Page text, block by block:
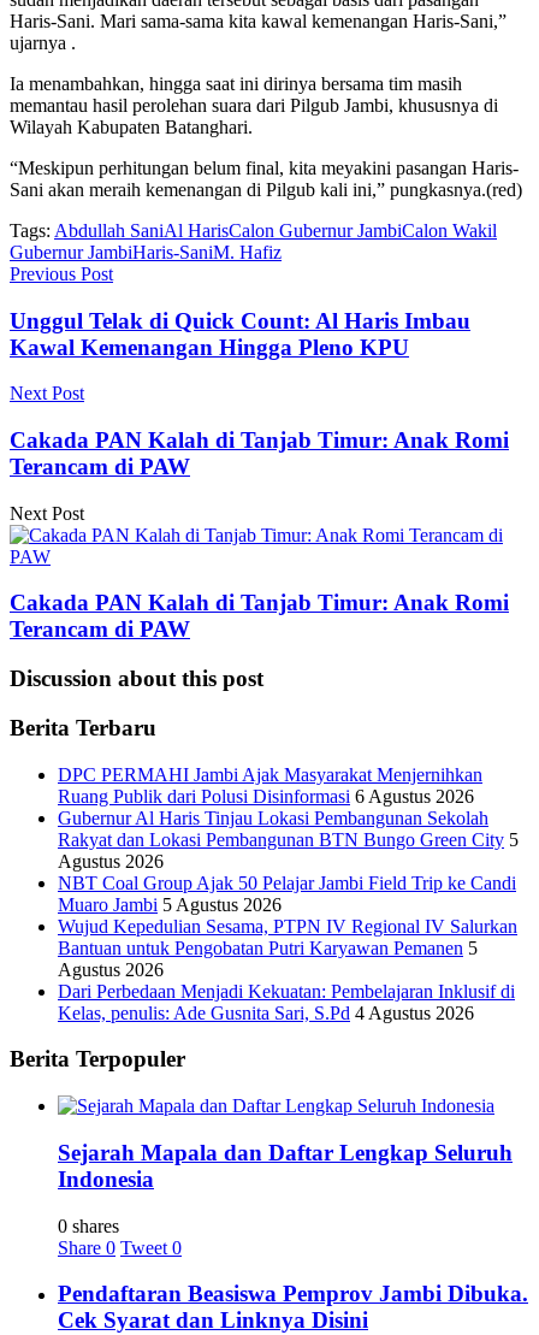
Haris-Sani. Mari sama-sama kita kawal kemenangan Haris-Sani,”
ujarnya .
Ia menambahkan, hingga saat ini dirinya bersama tim masih
memantau hasil perolehan suara dari Pilgub Jambi, khususnya di
Wilayah Kabupaten Batanghari.
“Meskipun perhitungan belum final, kita meyakini pasangan Haris-
Sani akan meraih kemenangan di Pilgub kali ini,” pungkasnya.(red)
Tags: Abdullah SaniAl HarisCalon Gubernur JambiCalon Wakil
Gubernur JambiHaris-SaniM. Hafiz
Previous Post
Unggul Telak di Quick Count: Al Haris Imbau
Kawal Kemenangan Hingga Pleno KPU
Next Post
Cakada PAN Kalah di Tanjab Timur: Anak Romi
Terancam di PAW
Next Post
Cakada PAN Kalah di Tanjab Timur: Anak Romi
Terancam di PAW
Discussion about this post
Berita Terbaru
DPC PERMAHI Jambi Ajak Masyarakat Menjernihkan
Ruang Publik dari Polusi Disinformasi 6 Agustus 2026
Gubernur Al Haris Tinjau Lokasi Pembangunan Sekolah
Rakyat dan Lokasi Pembangunan BTN Bungo Green City 5
Agustus 2026
NBT Coal Group Ajak 50 Pelajar Jambi Field Trip ke Candi
Muaro Jambi 5 Agustus 2026
Wujud Kepedulian Sesama, PTPN IV Regional IV Salurkan
Bantuan untuk Pengobatan Putri Karyawan Pemanen 5
Agustus 2026
Dari Perbedaan Menjadi Kekuatan: Pembelajaran Inklusif di
Kelas, penulis: Ade Gusnita Sari, S.Pd 4 Agustus 2026
Berita Terpopuler
Sejarah Mapala dan Daftar Lengkap Seluruh
Indonesia
0 shares
Share 0 Tweet 0
Pendaftaran Beasiswa Pemprov Jambi Dibuka.
Cek Syarat dan Linknya Disini